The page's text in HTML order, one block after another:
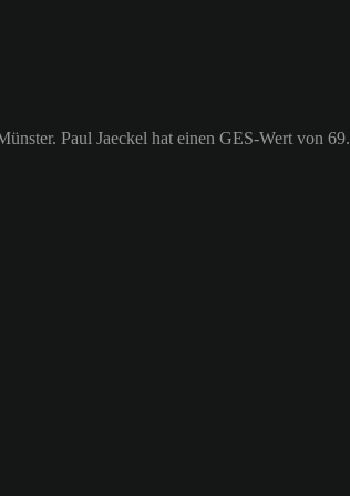
Paul Jaeckel hat einen GES-Wert von 69.